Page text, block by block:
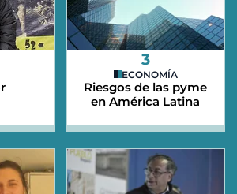
3
ECONOMÍA
Riesgos de las pyme
en América Latina